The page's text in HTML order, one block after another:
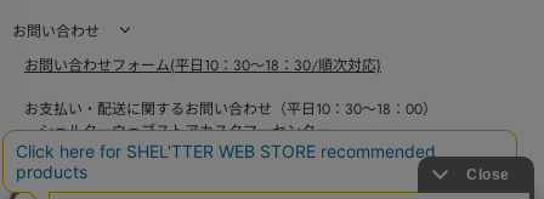
お問い合わせ
お問い合わせフォーム(平日10：30～18：30/順次対応)
お支払い・配送に関するお問い合わせ（平日10：30～18：00）
シェルターウェブストアカスタマーセンター
0800-123-6820
商品の素材、サイズ、仕様等に関するお問い合せ（平日10：30～18：00）